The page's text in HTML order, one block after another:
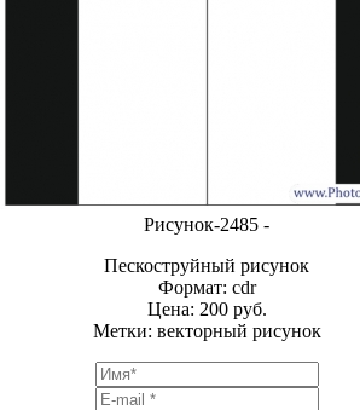
Рисунок-2485 -
Пескоструйный рисунок
Формат: cdr
Цена: 200 руб.
Метки: векторный рисунок